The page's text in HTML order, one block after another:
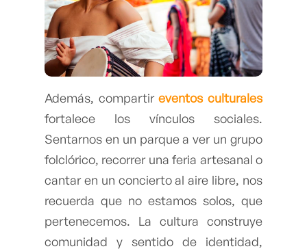
Además, compartireventos culturales
fortalece los vínculos sociales.
Sentarnos en un parque a ver un grupo
folclórico, recorrer una feria artesanal o
cantar en un concierto al aire libre, nos
recuerda que no estamos solos, que
pertenecemos. La cultura construye
comunidad y sentido de identidad,